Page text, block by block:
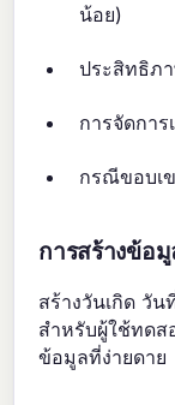
น้อย)
ประสิทธิภ
การจัดการ
กรณีขอบเ
การสร้างข้อ
สร้างวันเกิด วั
สำหรับผู้ใช้ทดส
ข้อมูลที่ง่ายดาย